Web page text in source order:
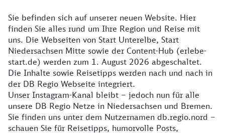
Details zur Website
Sie befinden sich auf unserer neuen Website. Hier
finden Sie alles rund um Ihre Region und Reise mit
uns. Die Webseiten von Start Unterelbe, Start
Niedersachsen Mitte sowie der Content-Hub (erlebe-
start.de) werden zum 1. August 2026 abgeschaltet.
Die Inhalte sowie Reisetipps werden nach und nach in
der DB Regio Webseite integriert.
Unser Instagram-Kanal bleibt – jedoch nun für alle
unsere DB Regio Netze in Niedersachsen und Bremen.
Sie finden uns unter dem Nutzernamen db.regio.nord –
schauen Sie für Reisetipps, humorvolle Posts,